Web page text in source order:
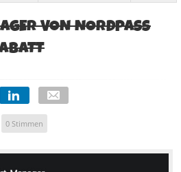
VON NORDPASS
0 Stimmen